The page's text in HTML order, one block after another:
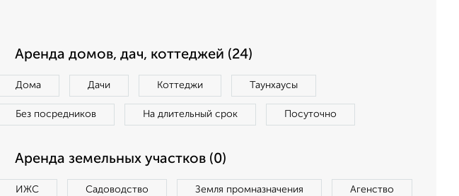
Аренда домов, дач, коттеджей (24)
Дома Дачи Коттеджи Таунхаусы
Без посредников На длительный срок Посуточно
Аренда земельных участков (0)
ИЖС Садоводство Земля промназначения Агенство